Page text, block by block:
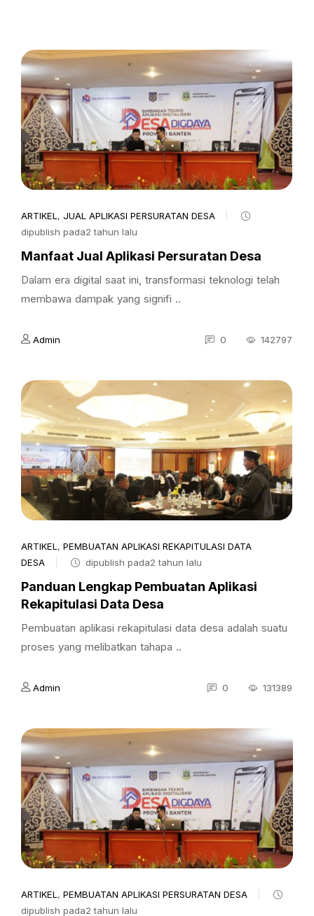
ARTIKEL , JUAL APLIKASI PERSURATAN DESA
dipublish pada2 tahun lalu
Manfaat Jual Aplikasi Persuratan Desa
Dalam era digital saat ini, transformasi teknologi telah
membawa dampak yang signifi ..
Admin 0 142797
ARTIKEL , PEMBUATAN APLIKASI REKAPITULASI DATA
DESA
dipublish pada2 tahun lalu
Panduan Lengkap Pembuatan Aplikasi
Rekapitulasi Data Desa
Pembuatan aplikasi rekapitulasi data desa adalah suatu
proses yang melibatkan tahapa ..
Admin 0 131389
ARTIKEL , PEMBUATAN APLIKASI PERSURATAN DESA
dipublish pada2 tahun lalu